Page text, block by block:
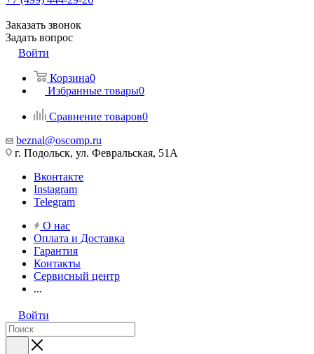
Заказать звонок
Задать вопрос
Войти
Корзина0
Избранные товары0
Сравнение товаров0
beznal@oscomp.ru
г. Подольск, ул. Февральская, 51А
Вконтакте
Instagram
Telegram
О нас
Оплата и Доставка
Гарантия
Контакты
Сервисный центр
...
Войти